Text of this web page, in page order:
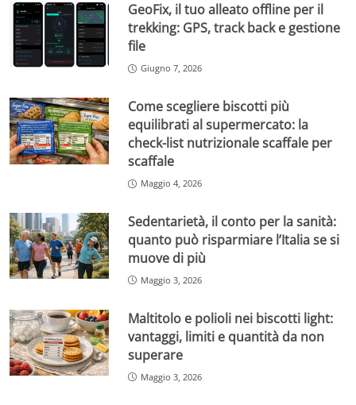
GeoFix, il tuo alleato offline per il
trekking: GPS, track back e gestione
file
Giugno 7, 2026
Come scegliere biscotti più
equilibrati al supermercato: la
check-list nutrizionale scaffale per
scaffale
Maggio 4, 2026
Sedentarietà, il conto per la sanità:
quanto può risparmiare l’Italia se si
muove di più
Maggio 3, 2026
Maltitolo e polioli nei biscotti light:
vantaggi, limiti e quantità da non
superare
Maggio 3, 2026